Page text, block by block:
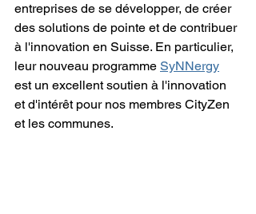
entreprises de se développer, de créer
des solutions de pointe et de contribuer
à l'innovation en Suisse. En particulier,
leur nouveau programme SyNNergy
est un excellent soutien à l'innovation
et d'intérêt pour nos membres CityZen
et les communes.